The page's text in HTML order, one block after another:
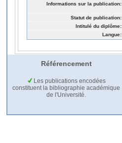
Informations sur la publication:
Statut de publication:
Intitulé du diplôme:
Langue:
Référencement
Les publications encodées
constituent la bibliographie académique
de l'Université.